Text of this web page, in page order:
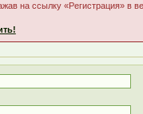
на ссылку «Регистрация» в